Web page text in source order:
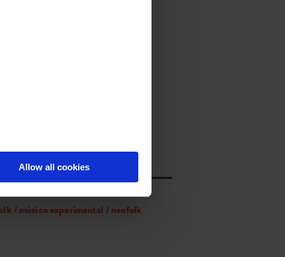
Allow all cookies
que estar registrado.
gratis al mes.
/ música experimental / neofolk